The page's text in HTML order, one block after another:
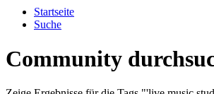
Startseite
Suche
Community